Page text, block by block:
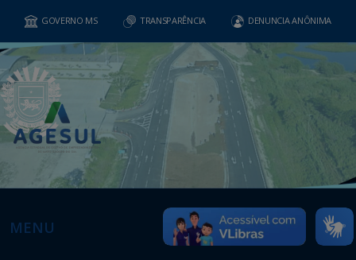
GOVERNO MS TRANSPARÊNCIA DENUNCIA ANÔNIMA
MENU